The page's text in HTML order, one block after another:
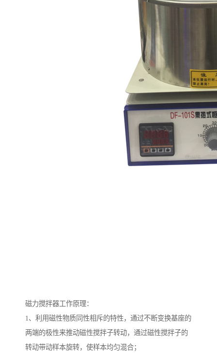
磁力搅拌器工作原理：
1、利用磁性物质同性相斥的特性，通过不断变换基座的
两端的极性来推动磁性搅拌子转动，通过磁性搅拌子的
转动带动样本旋转，使样本均匀混合；